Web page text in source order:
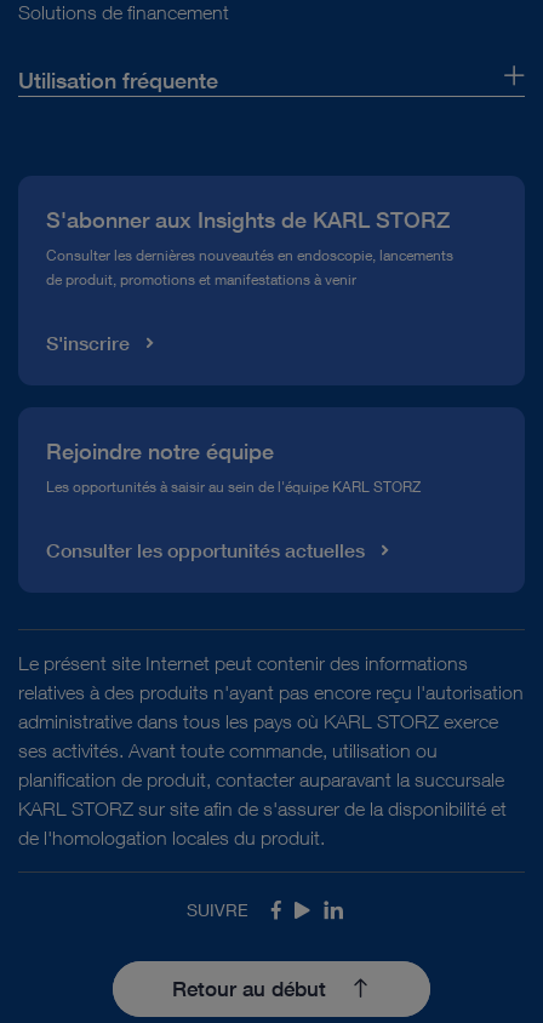
Solutions de financement
Utilisation fréquente
Service télé-assistance Conformité
Médiathèque
S'abonner aux Insights de KARL STORZ
Consulter les dernières nouveautés en endoscopie, lancements
de produit, promotions et manifestations à venir
S'inscrire
Rejoindre notre équipe
Les opportunités à saisir au sein de l'équipe KARL STORZ
Consulter les opportunités actuelles
Le présent site Internet peut contenir des informations
relatives à des produits n'ayant pas encore reçu l'autorisation
administrative dans tous les pays où KARL STORZ exerce
ses activités. Avant toute commande, utilisation ou
planification de produit, contacter auparavant la succursale
KARL STORZ sur site afin de s'assurer de la disponibilité et
de l'homologation locales du produit.
SUIVRE Facebook
YoutubeLinkedIn
Retour au début